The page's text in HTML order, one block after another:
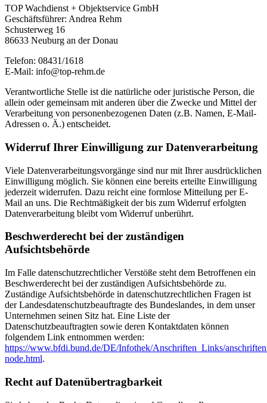
TOP Wachdienst + Objektservice GmbH
Geschäftsführer: Andrea Rehm
Schusterweg 16
86633 Neuburg an der Donau
Telefon: 08431/1618
E-Mail: info@top-rehm.de
Verantwortliche Stelle ist die natürliche oder juristische Person, die
allein oder gemeinsam mit anderen über die Zwecke und Mittel der
Verarbeitung von personenbezogenen Daten (z.B. Namen, E-Mail-
Adressen o. Ä.) entscheidet.
Widerruf Ihrer Einwilligung zur Datenverarbeitung
Viele Datenverarbeitungsvorgänge sind nur mit Ihrer ausdrücklichen
Einwilligung möglich. Sie können eine bereits erteilte Einwilligung
jederzeit widerrufen. Dazu reicht eine formlose Mitteilung per E-
Mail an uns. Die Rechtmäßigkeit der bis zum Widerruf erfolgten
Datenverarbeitung bleibt vom Widerruf unberührt.
Beschwerderecht bei der zuständigen
Aufsichtsbehörde
Im Falle datenschutzrechtlicher Verstöße steht dem Betroffenen ein
Beschwerderecht bei der zuständigen Aufsichtsbehörde zu.
Zuständige Aufsichtsbehörde in datenschutzrechtlichen Fragen ist
der Landesdatenschutzbeauftragte des Bundeslandes, in dem unser
Unternehmen seinen Sitz hat. Eine Liste der
Datenschutzbeauftragten sowie deren Kontaktdaten können
folgendem Link entnommen werden:
https://www.bfdi.bund.de/DE/Infothek/Anschriften_Links/
node.html.
Recht auf Datenübertragbarkeit